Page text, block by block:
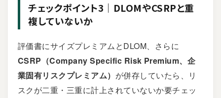
チェックポイント3｜DLOMやCSRPと重
複していないか
評価書にサイズプレミアムとDLOM、さらに
CSRP（Company Specific Risk Premium、企
業固有リスクプレミアム） が併存していたら、リ
スクが二重・三重に計上されていないか要チェッ